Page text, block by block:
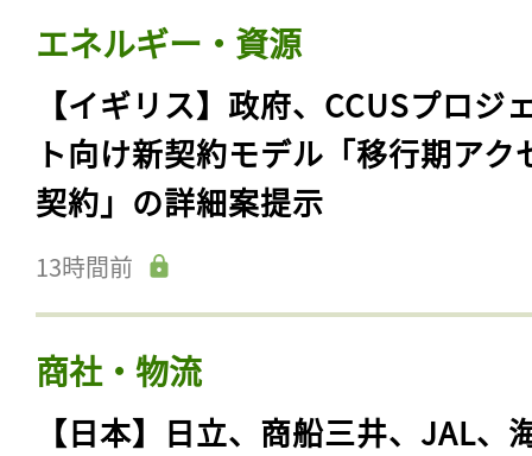
エネルギー・資源
【イギリス】政府、CCUSプロジ
ト向け新契約モデル「移行期アク
契約」の詳細案提示
13時間前
商社・物流
【日本】日立、商船三井、JAL、